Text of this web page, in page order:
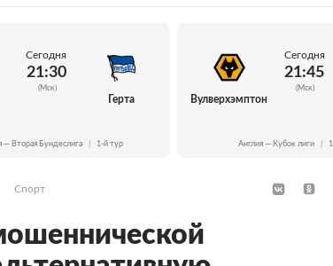
Сегодня
21:30
(Мск)
Герта
— Вторая Бундеслига 1-й тур
Вулверхэмптон
Сегодня
21:45
(Мск)
Англия — Кубок лиги
Спорт